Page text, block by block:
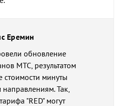
Еремин
обновление
МТС, результатом
стоимости минуты
Так,
"RED" могут